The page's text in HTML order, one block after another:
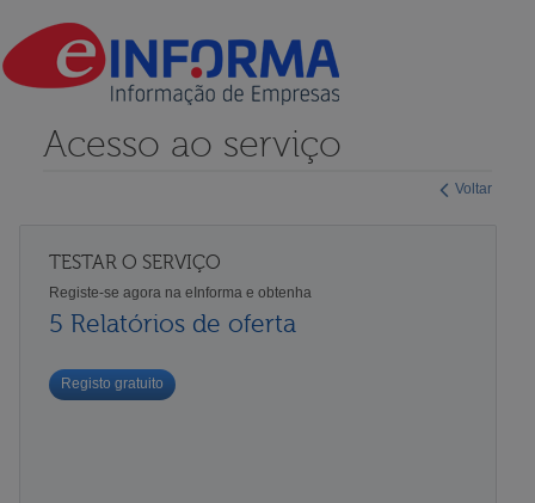
Voltar
Acesso ao serviço
TESTAR O SERVIÇO
Registe-se agora na eInforma e obtenha
5 Relatórios de oferta
Registo gratuito